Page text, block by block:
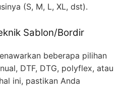
(S, M, L, XL, dst).
Sablon/Bordir
beberapa pilihan
DTF, DTG, polyflex, atau
ini, pastikan Anda